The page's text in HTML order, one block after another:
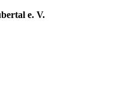
e. V.